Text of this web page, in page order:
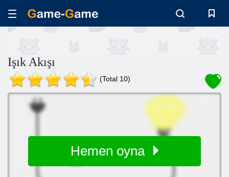
Işık Akışı
(Total 10)
Hemen oyna